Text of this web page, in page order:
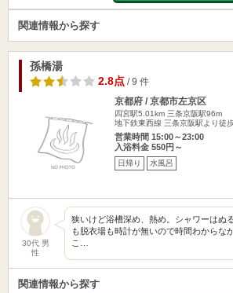
関連情報から探す
孫橋湯
2.8点/ 9 件
京都府 / 京都市左京区
四宮駅5.01km 三条京阪駅96m
地下鉄東西線 三条京阪駅より徒
営業時間 15:00～23:00
入浴料金 550円～
日帰り 水風呂
30代 男
性
狭いけど浴槽深め、熱め。シャワーはぬ
も脱衣場も時計が無いので時間わからな
こ…
関連情報から探す